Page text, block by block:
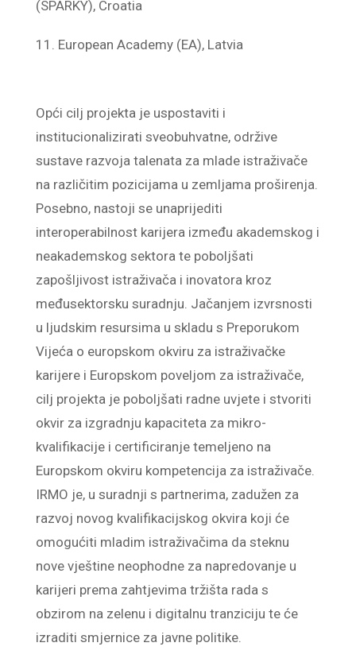
(SPARKY), Croatia
European Academy (EA), Latvia
Opći cilj projekta je uspostaviti i
institucionalizirati sveobuhvatne, održive
sustave razvoja talenata za mlade istraživače
na različitim pozicijama u zemljama proširenja.
Posebno, nastoji se unaprijediti
interoperabilnost karijera između akademskog i
neakademskog sektora te poboljšati
zapošljivost istraživača i inovatora kroz
međusektorsku suradnju. Jačanjem izvrsnosti
u ljudskim resursima u skladu s Preporukom
Vijeća o europskom okviru za istraživačke
karijere i Europskom poveljom za istraživače,
cilj projekta je poboljšati radne uvjete i stvoriti
okvir za izgradnju kapaciteta za mikro-
kvalifikacije i certificiranje temeljeno na
Europskom okviru kompetencija za istraživače.
IRMO je, u suradnji s partnerima, zadužen za
razvoj novog kvalifikacijskog okvira koji će
omogućiti mladim istraživačima da steknu
nove vještine neophodne za napredovanje u
karijeri prema zahtjevima tržišta rada s
obzirom na zelenu i digitalnu tranziciju te će
izraditi smjernice za javne politike.